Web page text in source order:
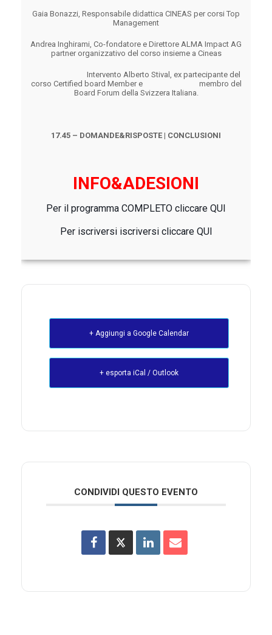
Gaia Bonazzi, Responsabile didattica CINEAS per corsi Top
Management
Andrea Inghirami, Co-fondatore e Direttore ALMA Impact AG
partner organizzativo del corso insieme a Cineas
Intervento Alberto Stival, ex partecipante del
corso Certified board Member e membro del
Board Forum della Svizzera Italiana.
17.45 – DOMANDE&RISPOSTE | CONCLUSIONI
INFO&ADESIONI
Per il programma COMPLETO cliccare QUI
Per iscriversi iscriversi cliccare QUI
+ Aggiungi a Google Calendar
+ esporta iCal / Outlook
CONDIVIDI QUESTO EVENTO